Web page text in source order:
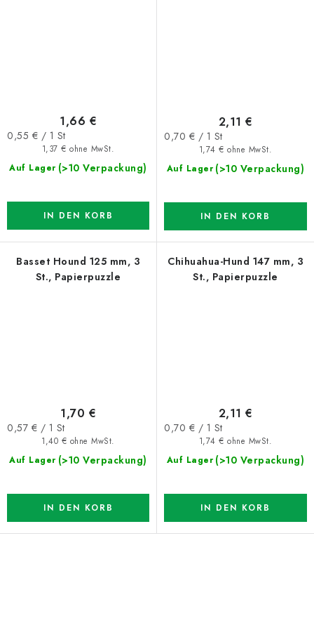
Auf Lager (>10 Verpackung)
1,37 € ohne MwSt.
1,66 €
Verkaufspreis:
0,55 € / 1 St
IN DEN KORB
Auf Lager (>10 Verpackung)
1,74 € ohne MwSt.
2,11 €
Verkaufspreis:
0,70 € / 1 St
IN DEN KORB
Basset Hound 125 mm, 3
St., Papierpuzzle
Auf Lager (>10 Verpackung)
1,40 € ohne MwSt.
1,70 €
Verkaufspreis:
0,57 € / 1 St
IN DEN KORB
Chihuahua-Hund 147 mm, 3
St., Papierpuzzle
Auf Lager (>10 Verpackung)
1,74 € ohne MwSt.
2,11 €
Verkaufspreis:
0,70 € / 1 St
IN DEN KORB